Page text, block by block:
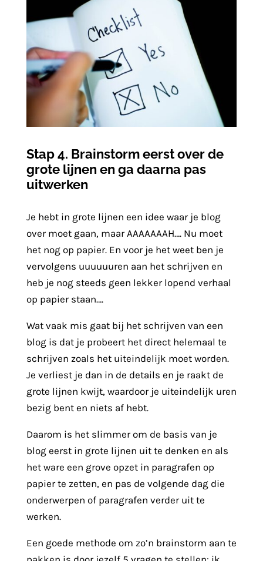
Stap 4. Brainstorm eerst over de
grote lijnen en ga daarna pas
uitwerken
Je hebt in grote lijnen een idee waar je blog
over moet gaan, maar AAAAAAAH…. Nu moet
het nog op papier. En voor je het weet ben je
vervolgens uuuuuuren aan het schrijven en
heb je nog steeds geen lekker lopend verhaal
op papier staan….
Wat vaak mis gaat bij het schrijven van een
blog is dat je probeert het direct helemaal te
schrijven zoals het uiteindelijk moet worden.
Je verliest je dan in de details en je raakt de
grote lijnen kwijt, waardoor je uiteindelijk uren
bezig bent en niets af hebt.
Daarom is het slimmer om de basis van je
blog eerst in grote lijnen uit te denken en als
het ware een grove opzet in paragrafen op
papier te zetten, en pas de volgende dag die
onderwerpen of paragrafen verder uit te
werken.
Een goede methode om zo’n brainstorm aan te